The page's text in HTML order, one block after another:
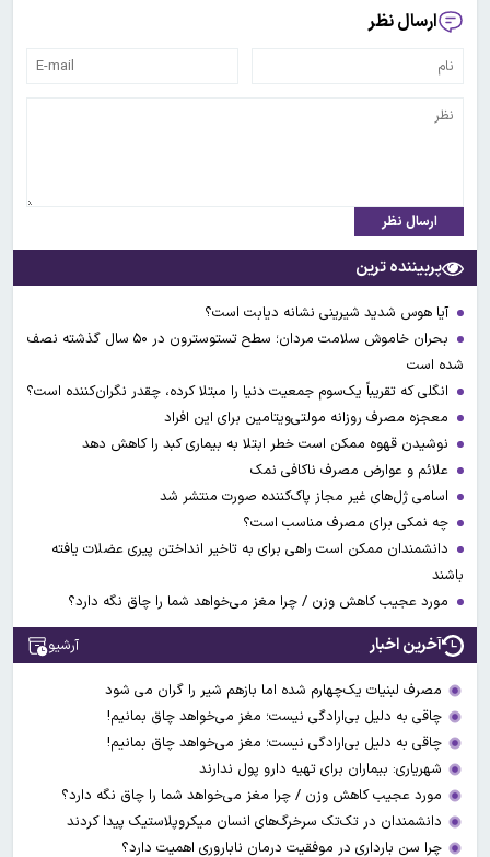
ارسال نظر
ارسال نظر
پربیننده ترین
آیا هوس شدید شیرینی نشانه دیابت است؟
بحران خاموش سلامت مردان؛ سطح تستوسترون در ۵۰ سال گذشته نصف
شده است
انگلی که تقریباً یک‌سوم جمعیت دنیا را مبتلا کرده، چقدر نگران‌کننده است؟
معجزه مصرف روزانه مولتی‌ویتامین برای این افراد
نوشیدن قهوه ممکن است خطر ابتلا به بیماری کبد را کاهش دهد
علائم و عوارض مصرف ناکافی نمک
اسامی ژل‌های غیر مجاز پاک‌کننده صورت منتشر شد
چه نمکی برای مصرف مناسب است؟
دانشمندان ممکن است راهی برای به تاخیر انداختن پیری عضلات یافته
باشند
مورد عجیب کاهش وزن / چرا مغز می‌خواهد شما را چاق نگه دارد؟
آخرین اخبار آرشیو
مصرف لبنیات یک‌چهارم شده اما بازهم شیر را گران می‌ شود
چاقی به دلیل بی‌ارادگی نیست؛ مغز می‌خواهد چاق بمانیم!
چاقی به دلیل بی‌ارادگی نیست؛ مغز می‌خواهد چاق بمانیم!
شهریاری: بیماران برای تهیه دارو پول ندارند
مورد عجیب کاهش وزن / چرا مغز می‌خواهد شما را چاق نگه دارد؟
دانشمندان در تک‌تک سرخرگ‌های انسان میکروپلاستیک پیدا کردند
چرا سن بارداری در موفقیت درمان ناباروری اهمیت دارد؟